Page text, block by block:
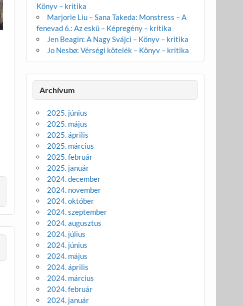
Könyv – kritika
Marjorie Liu – Sana Takeda: Monstress – A
fenevad 6.: Az eskü – Képregény – kritika
Jen Beagin: A Nagy Svájci – Könyv – kritika
Jo Nesbø: Vérségi kötelék – Könyv – kritika
Archívum
2025. június
2025. május
2025. április
2025. március
2025. február
2025. január
2024. december
2024. november
2024. október
2024. szeptember
2024. augusztus
2024. július
2024. június
2024. május
2024. április
2024. március
2024. február
2024. január